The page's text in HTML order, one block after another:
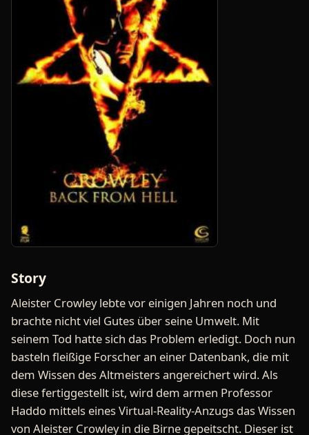
Story
Aleister Crowley lebte vor einigen Jahren noch und
brachte nicht viel Gutes über seine Umwelt. Mit
seinem Tod hatte sich das Problem erledigt. Doch nun
basteln fleißige Forscher an einer Datenbank, die mit
dem Wissen des Altmeisters angereichert wird. Als
diese fertiggestellt ist, wird dem armen Professor
Haddo mittels eines Virtual-Reality-Anzugs das Wissen
von Aleister Crowley in die Birne gepeitscht. Dieser ist